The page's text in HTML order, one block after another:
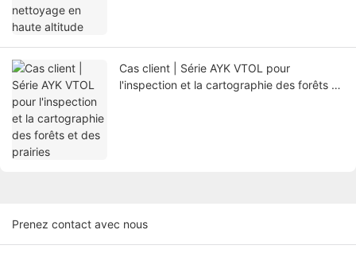
Cas client | Série AYK VTOL pour
l'inspection et la cartographie des forêts et
Prenez contact avec nous